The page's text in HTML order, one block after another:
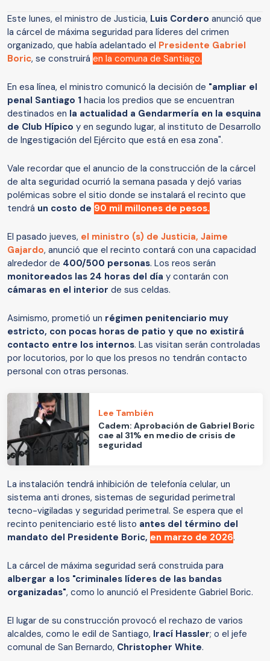
Este lunes, el ministro de Justicia, Luis Cordero anunció que
la cárcel de máxima seguridad para líderes del crimen
organizado, que había adelantado el Presidente Gabriel
Boric, se construirá en la comuna de Santiago.
En esa línea, el ministro comunicó la decisión de "ampliar el
penal Santiago 1 hacia los predios que se encuentran
destinados en la actualidad a Gendarmería en la esquina
de Club Hípico y en segundo lugar, al instituto de Desarrollo
de Ingestigación del Ejército que está en esa zona".
Vale recordar que el anuncio de la construcción de la cárcel
de alta seguridad ocurrió la semana pasada y dejó varias
polémicas sobre el sitio donde se instalará el recinto que
tendrá un costo de 90 mil millones de pesos.
El pasado jueves, el ministro (s) de Justicia, Jaime
Gajardo, anunció que el recinto contará con una capacidad
alrededor de 400/500 personas. Los reos serán
monitoreados las 24 horas del día y contarán con
cámaras en el interior de sus celdas.
Asimismo, prometió un régimen penitenciario muy
estricto, con pocas horas de patio y que no existirá
contacto entre los internos. Las visitan serán controladas
por locutorios, por lo que los presos no tendrán contacto
personal con otras personas.
Lee También
Cadem: Aprobación de Gabriel Boric
cae al 31% en medio de crisis de
seguridad
La instalación tendrá inhibición de telefonía celular, un
sistema anti drones, sistemas de seguridad perimetral
tecno-vigiladas y seguridad perimetral. Se espera que el
recinto penitenciario esté listo antes del término del
mandato del Presidente Boric, en marzo de 2026.
La cárcel de máxima seguridad será construida para
albergar a los "criminales líderes de las bandas
organizadas", como lo anunció el Presidente Gabriel Boric.
El lugar de su construcción provocó el rechazo de varios
alcaldes, como le edil de Santiago, Irací Hassler; o el jefe
comunal de San Bernardo, Christopher White.